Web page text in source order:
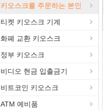
키오스크를 주문하는 본인
티켓 키오스크 기계
화폐 교환 키오스크
정부 키오스크
비디오 현금 입출금기
비트코인 키오스크
ATM 예비품